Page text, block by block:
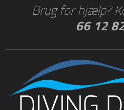
Brug for hjælp?
66 12